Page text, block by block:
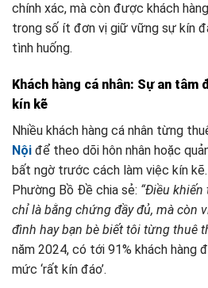
chính xác, mà còn được khách
trong số ít đơn vị giữ vững sự kín
tình huống.
Khách hàng cá nhân: Sự an tâm
kín kẽ
Nhiều khách hàng cá nhân từng
Nội để theo dõi hôn nhân hoặc
bất ngờ trước cách làm việc kín
Phường Bồ Đề chia sẻ: “Điều
chỉ là bằng chứng đầy đủ, mà còn
đình hay bạn bè biết tôi từng thuê
năm 2024, có tới 91% khách hàng
mức ‘rất kín đáo’.